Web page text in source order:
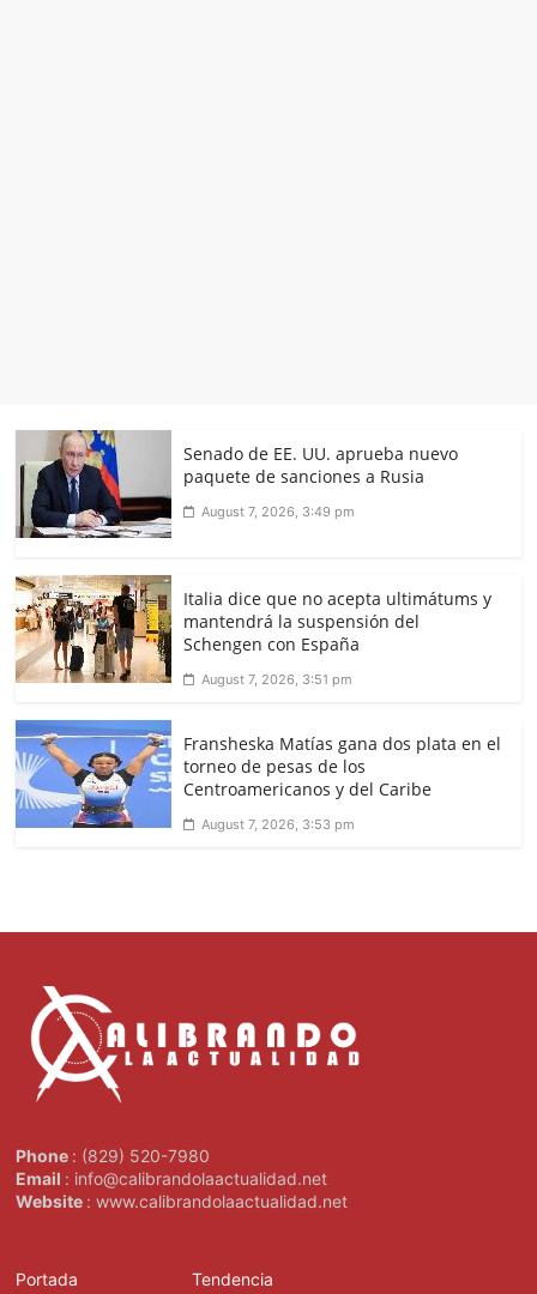
Senado de EE. UU. aprueba nuevo
paquete de sanciones a Rusia
August 7, 2026, 3:49 pm
Italia dice que no acepta ultimátums y
mantendrá la suspensión del
Schengen con España
August 7, 2026, 3:51 pm
Fransheska Matías gana dos plata en el
torneo de pesas de los
Centroamericanos y del Caribe
August 7, 2026, 3:53 pm
Phone : (829) 520-7980
Email : info@calibrandolaactualidad.net
Website : www.calibrandolaactualidad.net
Portada Tendencia